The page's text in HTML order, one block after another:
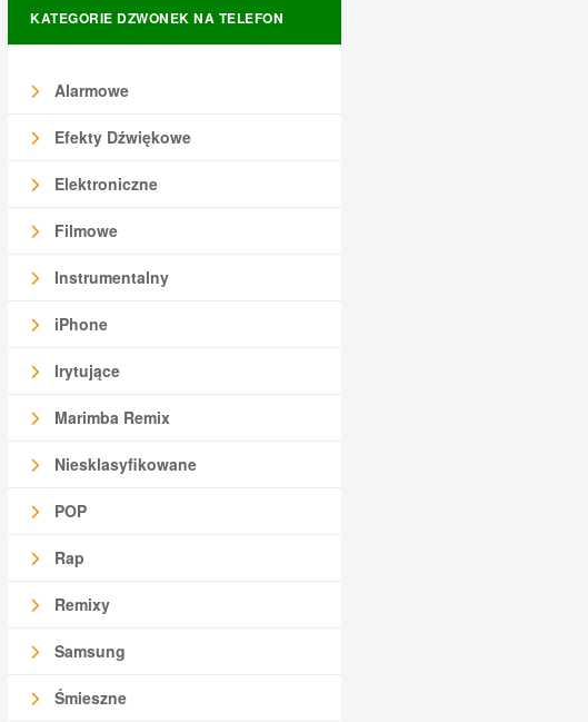
KATEGORIE DZWONEK NA TELEFON
Alarmowe
Efekty Dźwiękowe
Elektroniczne
Filmowe
Instrumentalny
iPhone
Irytujące
Marimba Remix
Niesklasyfikowane
POP
Rap
Remixy
Samsung
Śmieszne